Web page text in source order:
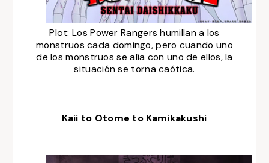
Plot:Los Power Rangers humillan a los
monstruos cada domingo, pero cuando uno
de los monstruos se alía con uno de ellos, la
situación se torna caótica.
Kaii to Otome to Kamikakushi